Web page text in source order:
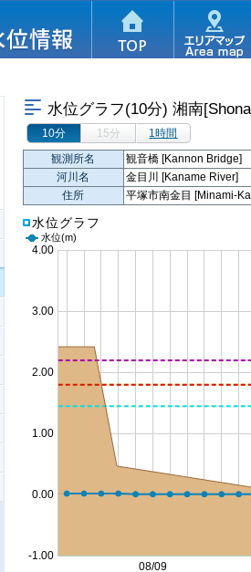
水位グラフ(10分) 湘南
10分 15分
1時間
観測所名
観音橋 [Kannon Bridge]
河川名
金目川 [Kaname River]
住所
平塚市南金目 [Minami-
水位グラフ
水位(m)